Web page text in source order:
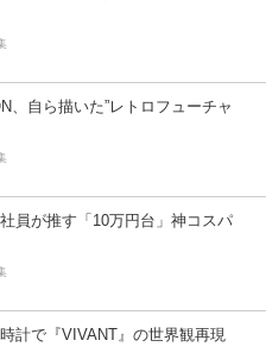
、自ら描いた”レトロフューチャ
社員が推す「10万円台」神コスパ
時計で『VIVANT』の世界観再現